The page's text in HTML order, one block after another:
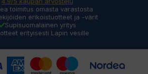
toimitus omasta varastosta
erikoistuotteet ja -värit
Supisuomalainen yritys
erityisesti Lapin vesille